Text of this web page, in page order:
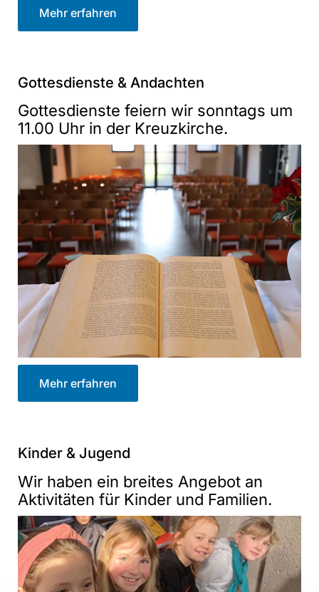
Mehr erfahren
Gottesdienste & Andachten
Gottesdienste feiern wir sonntags um
11.00 Uhr in der Kreuzkirche.
Mehr erfahren
Kinder & Jugend
Wir haben ein breites Angebot an
Aktivitäten für Kinder und Familien.